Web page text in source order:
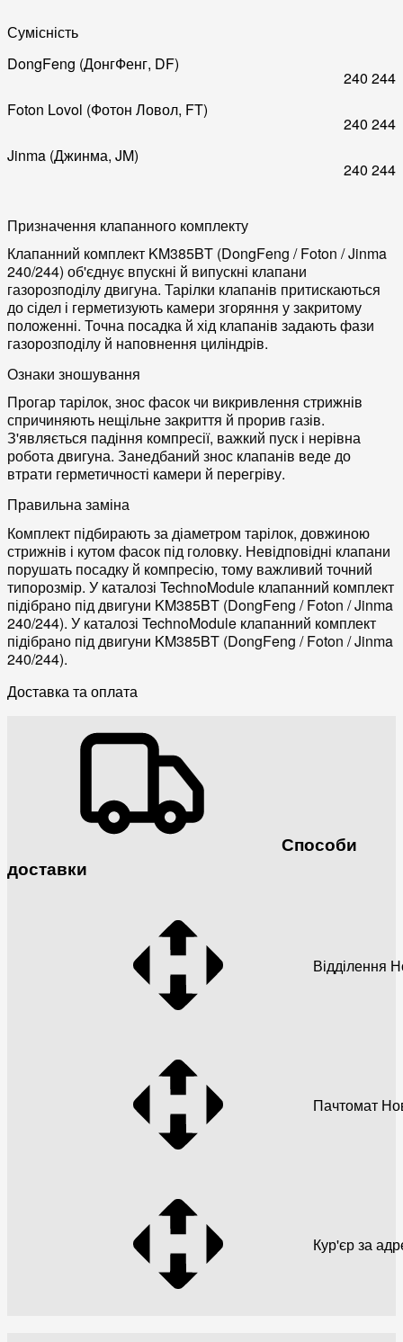
Сумісність
DongFeng (ДонгФенг, DF)
240 244
Foton Lovol (Фотон Ловол, FT)
240 244
Jinma (Джинма, JM)
240 244
Призначення клапанного комплекту
Клапанний комплект KM385BT (DongFeng / Foton / Jinma
240/244) об'єднує впускні й випускні клапани
газорозподілу двигуна. Тарілки клапанів притискаються
до сідел і герметизують камери згоряння у закритому
положенні. Точна посадка й хід клапанів задають фази
газорозподілу й наповнення циліндрів.
Ознаки зношування
Прогар тарілок, знос фасок чи викривлення стрижнів
спричиняють нещільне закриття й прорив газів.
З'являється падіння компресії, важкий пуск і нерівна
робота двигуна. Занедбаний знос клапанів веде до
втрати герметичності камери й перегріву.
Правильна заміна
Комплект підбирають за діаметром тарілок, довжиною
стрижнів і кутом фасок під головку. Невідповідні клапани
порушать посадку й компресію, тому важливий точний
типорозмір. У каталозі TechnoModule клапанний комплект
підібрано під двигуни KM385BT (DongFeng / Foton / Jinma
240/244). У каталозі TechnoModule клапанний комплект
підібрано під двигуни KM385BT (DongFeng / Foton / Jinma
240/244).
Доставка та оплата
Способи
доставки
Відділення
Пачтомат
Кур'єр за